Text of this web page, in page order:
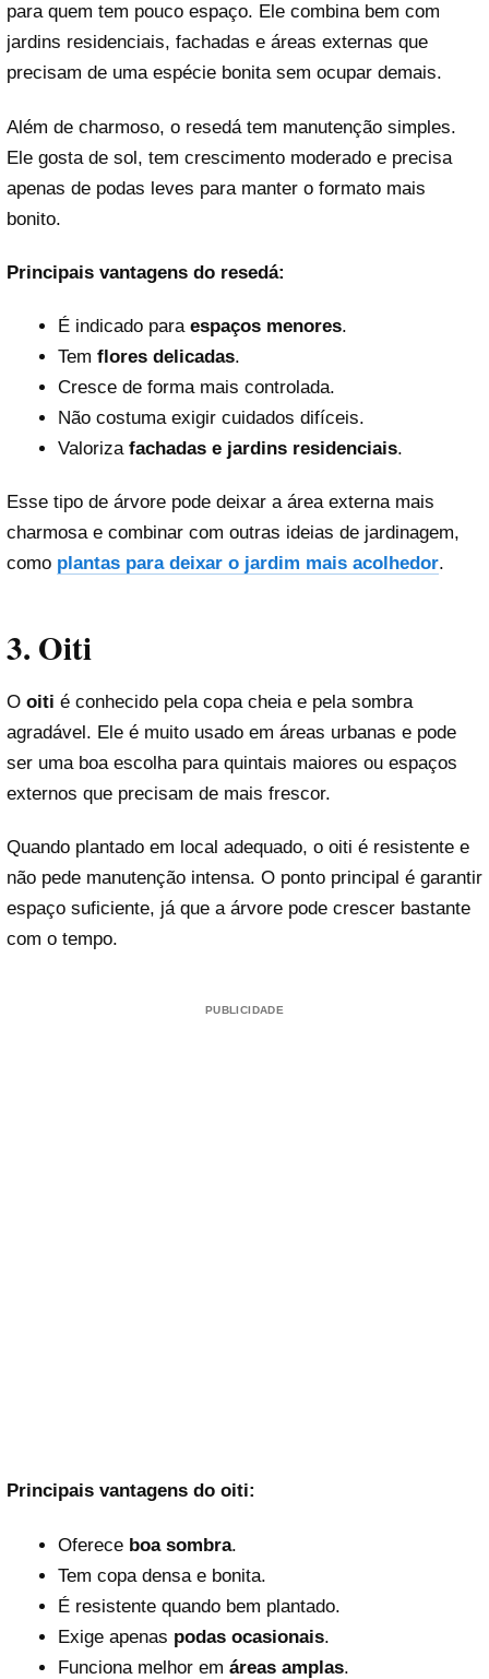
para quem tem pouco espaço. Ele combina bem com
jardins residenciais, fachadas e áreas externas que
precisam de uma espécie bonita sem ocupar demais.
Além de charmoso, o resedá tem manutenção simples.
Ele gosta de sol, tem crescimento moderado e precisa
apenas de podas leves para manter o formato mais
bonito.
Principais vantagens do resedá:
É indicado para espaços menores.
Tem flores delicadas.
Cresce de forma mais controlada.
Não costuma exigir cuidados difíceis.
Valoriza fachadas e jardins residenciais.
Esse tipo de árvore pode deixar a área externa mais
charmosa e combinar com outras ideias de jardinagem,
como plantas para deixar o jardim mais acolhedor.
3. Oiti
O oiti é conhecido pela copa cheia e pela sombra
agradável. Ele é muito usado em áreas urbanas e pode
ser uma boa escolha para quintais maiores ou espaços
externos que precisam de mais frescor.
Quando plantado em local adequado, o oiti é resistente e
não pede manutenção intensa. O ponto principal é garantir
espaço suficiente, já que a árvore pode crescer bastante
com o tempo.
PUBLICIDADE
Principais vantagens do oiti:
Oferece boa sombra.
Tem copa densa e bonita.
É resistente quando bem plantado.
Exige apenas podas ocasionais.
Funciona melhor em áreas amplas.